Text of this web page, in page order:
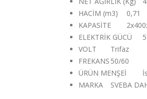
HACİM (m3)
0,71
KAPASİTE
ELEKTRİK GÜCÜ
5
VOLT
Trifaz
FREKANS 50/60
ÜRÜN MENŞEİ
MARKA
SVEBA